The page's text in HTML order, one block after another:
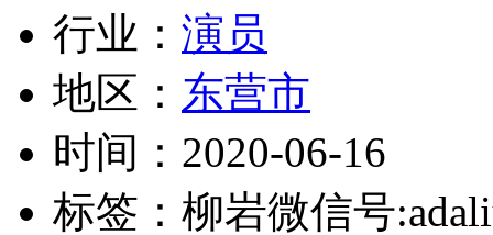
行业： 演员
地区： 东营市
时间： 2020-06-16
标签： 柳岩微信号